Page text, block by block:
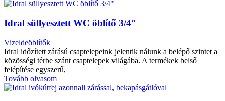
Idral süllyesztett WC öblítő 3/4″
Vizeldeöblítők
Idral időzített zárású csaptelepeink jelentik nálunk a belépő szintet a
közösségi térbe szánt csaptelepek világába. A termékek belső
felépítése egyszerű,
Tovább olvasom